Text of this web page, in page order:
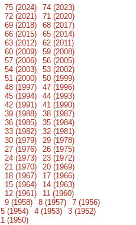
75 (2024)
74 (2023)
72 (2021)
71 (2020)
69 (2018)
68 (2017)
66 (2015)
65 (2014)
63 (2012)
62 (2011)
60 (2009)
59 (2008)
57 (2006)
56 (2005)
54 (2003)
53 (2002)
51 (2000)
50 (1999)
48 (1997)
47 (1996)
45 (1994)
44 (1993)
42 (1991)
41 (1990)
39 (1988)
38 (1987)
36 (1985)
35 (1984)
33 (1982)
32 (1981)
30 (1979)
29 (1978)
27 (1976)
26 (1975)
24 (1973)
23 (1972)
21 (1970)
20 (1969)
18 (1967)
17 (1966)
15 (1964)
14 (1963)
12 (1961)
11 (1960)
9 (1958) 8 (1957)
7 (1956)
5 (1954) 4 (1953)
3 (1952)
1 (1950)